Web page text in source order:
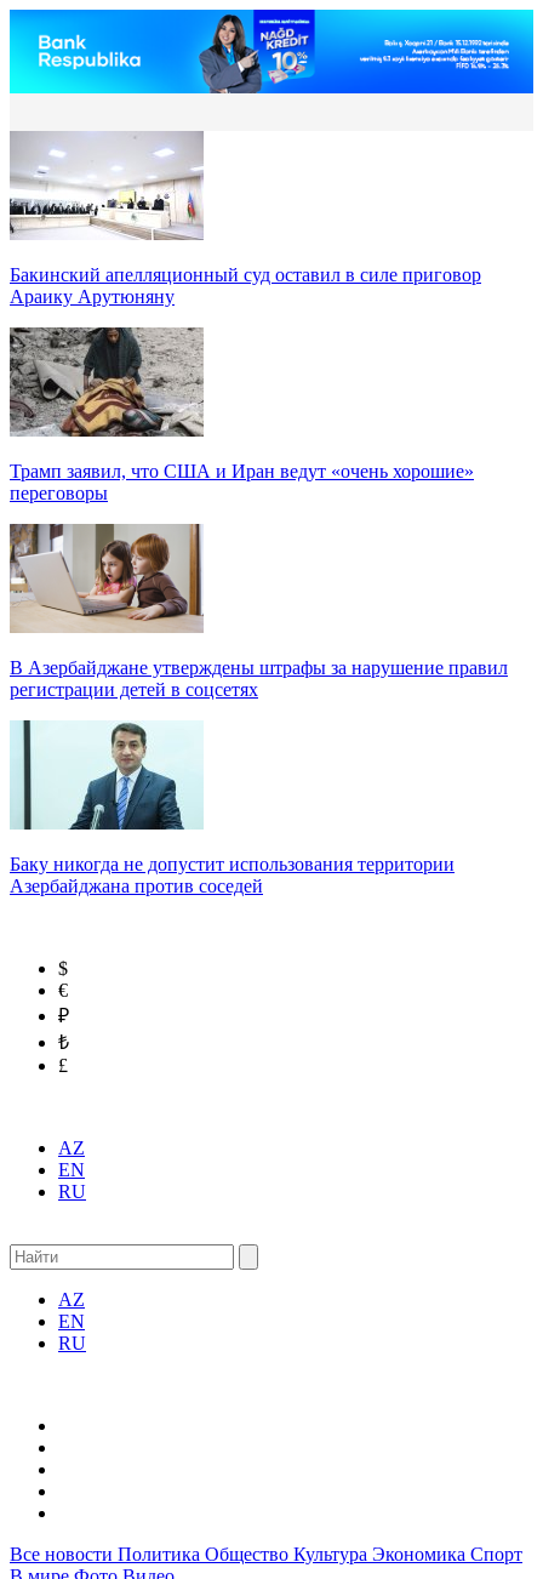
Бакинский апелляционный суд оставил в силе приговор
Араику Арутюняну
Трамп заявил, что США и Иран ведут «очень хорошие»
переговоры
В Азербайджане утверждены штрафы за нарушение правил
регистрации детей в соцсетях
Баку никогда не допустит использования территории
Азербайджана против соседей
$
€
₽
₺
£
AZ
EN
RU
AZ
EN
RU
Все новости Политика Общество Культура Экономика Спорт